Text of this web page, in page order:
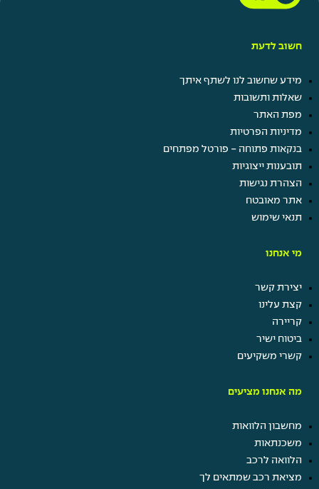
חשוב לדעת
מידע שחשוב לנו לשתף איתך
שאלות ותשובות
מפת האתר
מדיניות הפרטיות
בנקאות פתוחה - פורטל מפתחים
תובענות ייצוגיות
הצהרת נגישות
אתר מאובטח
תנאי שימוש
מי אנחנו
יצירת קשר
קצת עלינו
קריירה
ביטוח ישיר
קשרי משקיעים
מה אנחנו מציעים
מחשבון הלוואות
משכנתאות
הלוואה לרכב
מציאת רכב שמתאים לך